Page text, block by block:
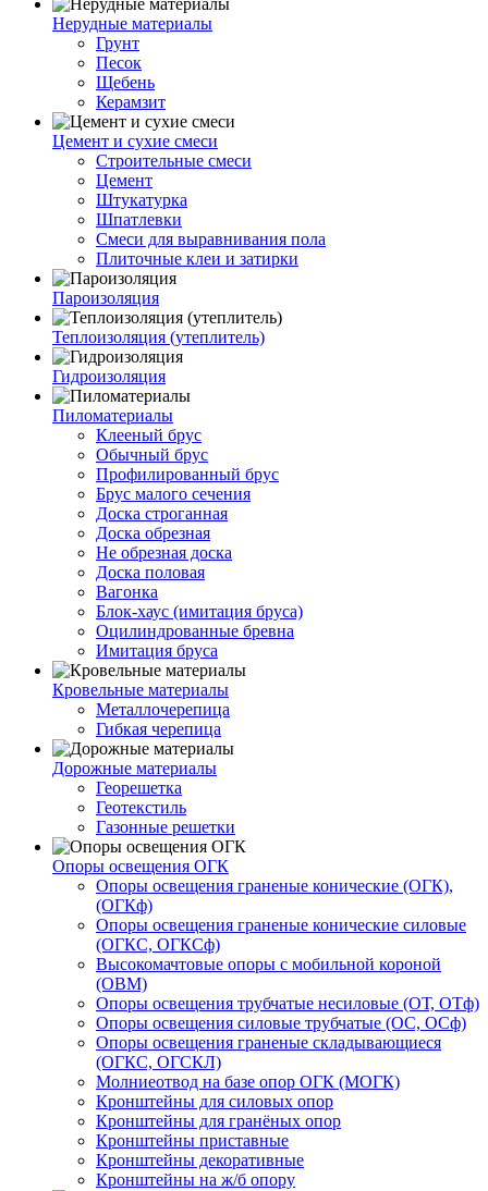
Нерудные материалы
Грунт
Песок
Щебень
Керамзит
Цемент и сухие смеси
Строительные смеси
Цемент
Штукатурка
Шпатлевки
Смеси для выравнивания пола
Плиточные клеи и затирки
Пароизоляция
Теплоизоляция (утеплитель)
Гидроизоляция
Пиломатериалы
Клееный брус
Обычный брус
Профилированный брус
Брус малого сечения
Доска строганная
Доска обрезная
Не обрезная доска
Доска половая
Вагонка
Блок-хаус (имитация бруса)
Оцилиндрованные бревна
Имитация бруса
Кровельные материалы
Металлочерепица
Гибкая черепица
Дорожные материалы
Георешетка
Геотекстиль
Газонные решетки
Опоры освещения ОГК
Опоры освещения граненые конические (ОГК),
(ОГКф)
Опоры освещения граненые конические силовые
(ОГКС, ОГКСф)
Высокомачтовые опоры с мобильной короной
(ОВМ)
Опоры освещения трубчатые несиловые (ОТ, ОТф)
Опоры освещения силовые трубчатые (ОС, ОСф)
Опоры освещения граненые складывающиеся
(ОГКС, ОГСКЛ)
Молниеотвод на базе опор ОГК (МОГК)
Кронштейны для силовых опор
Кронштейны для гранёных опор
Кронштейны приставные
Кронштейны декоративные
Кронштейны на ж/б опору